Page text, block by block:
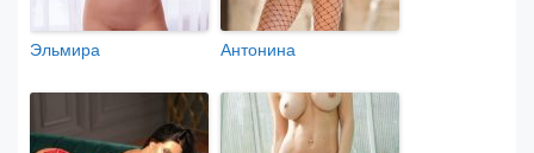
Эльмира Антонина